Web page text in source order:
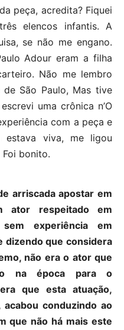
peça, acredita? Fiquei
elencos infantis. A
se não me engano.
Adour eram a filha
Não me lembro
São Paulo, Mas tive
uma crônica n’O
com a peça e
estava viva, me ligou
bonito.
arriscada apostar em
ator respeitado em
experiência em
dizendo que considera
não era o ator que
na época para o
que esta atuação,
conduzindo ao
que não há mais este